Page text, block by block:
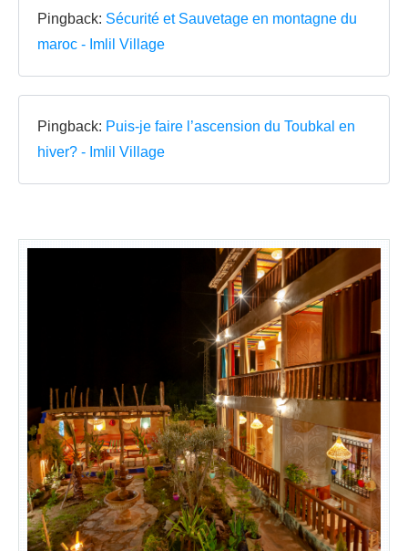
Pingback: Sécurité et Sauvetage en montagne du
maroc - Imlil Village
Pingback: Puis-je faire l’ascension du Toubkal en
hiver? - Imlil Village